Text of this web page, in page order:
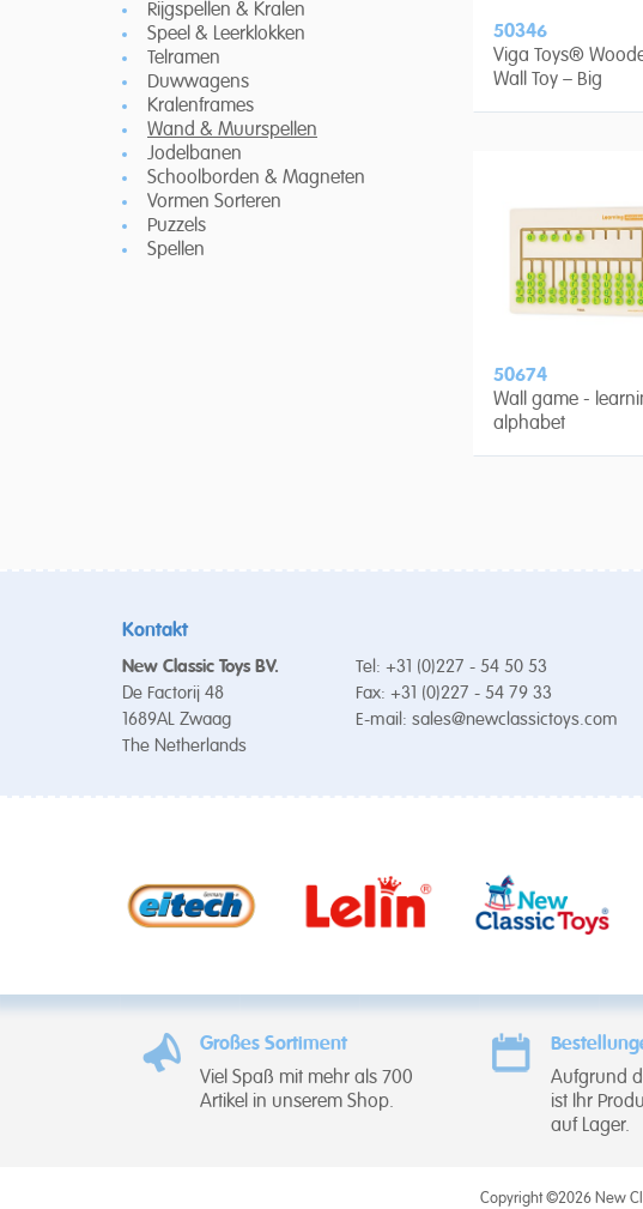
Rijgspellen & Kralen
Speel & Leerklokken
Telramen
Duwwagens
Kralenframes
Wand & Muurspellen
Jodelbanen
Schoolborden & Magneten
Vormen Sorteren
Puzzels
Spellen
50346
Viga Toys®
Wall Toy – Big
50674
Wall game -
alphabet
Kontakt
New Classic Toys BV.
De Factorij 48
1689AL Zwaag
The Netherlands
Tel: +31 (0)227 - 54 50 53
Fax: +31 (0)227 - 54 79 33
E-mail: sales@newclassictoys.com
Großes Sortiment
Viel Spaß mit mehr als 700
Artikel in unserem Shop.
Aufgrund
ist Ihr
auf Lager.
Copyright ©2026 New